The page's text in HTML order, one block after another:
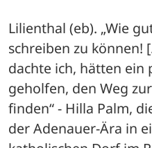
Lilienthal (eb). „Wie
schreiben zu können!
dachte ich, hätten ein
geholfen, den Weg
finden“ - Hilla Palm,
der Adenauer-Ära in